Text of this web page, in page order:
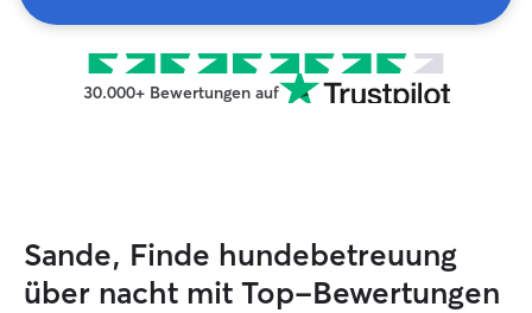
30.000+ Bewertungen auf
Sande, Finde hundebetreuung
über nacht mit Top-Bewertungen